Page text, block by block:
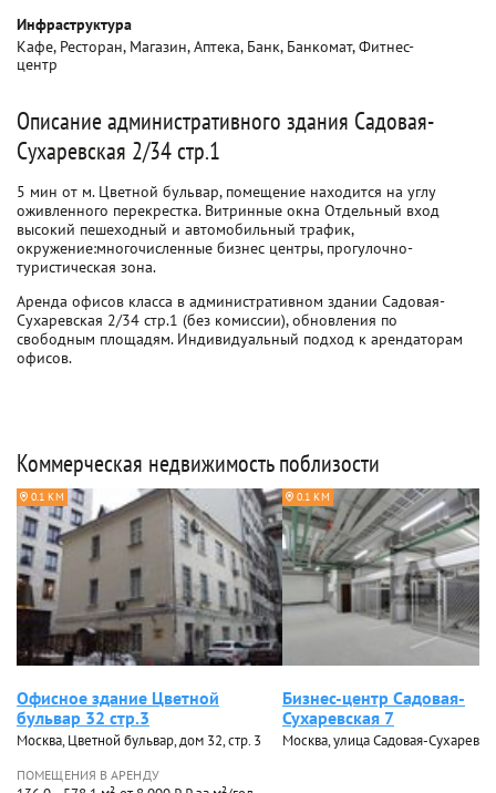
Инфраструктура
Кафе, Ресторан, Магазин, Аптека, Банк, Банкомат, Фитнес-
центр
Описание административного здания Садовая-
Сухаревская 2/34 стр.1
5 мин от м. Цветной бульвар, помещение находится на углу
оживленного перекрестка. Витринные окна Отдельный вход
высокий пешеходный и автомобильный трафик,
окружение:многочисленные бизнес центры, прогулочно-
туристическая зона.
Аренда офисов класса в административном здании Садовая-
Сухаревская 2/34 стр.1 (без комиссии), обновления по
свободным площадям. Индивидуальный подход к арендаторам
офисов.
Коммерческая недвижимость поблизости
0.1 КМ
Офисное здание Цветной
бульвар 32 стр.3
Москва, Цветной бульвар, дом 32, стр. 3
ПОМЕЩЕНИЯ В АРЕНДУ
0.1 КМ
Бизнес-центр Садовая-
Сухаревская 7
Москва, улица Садовая-